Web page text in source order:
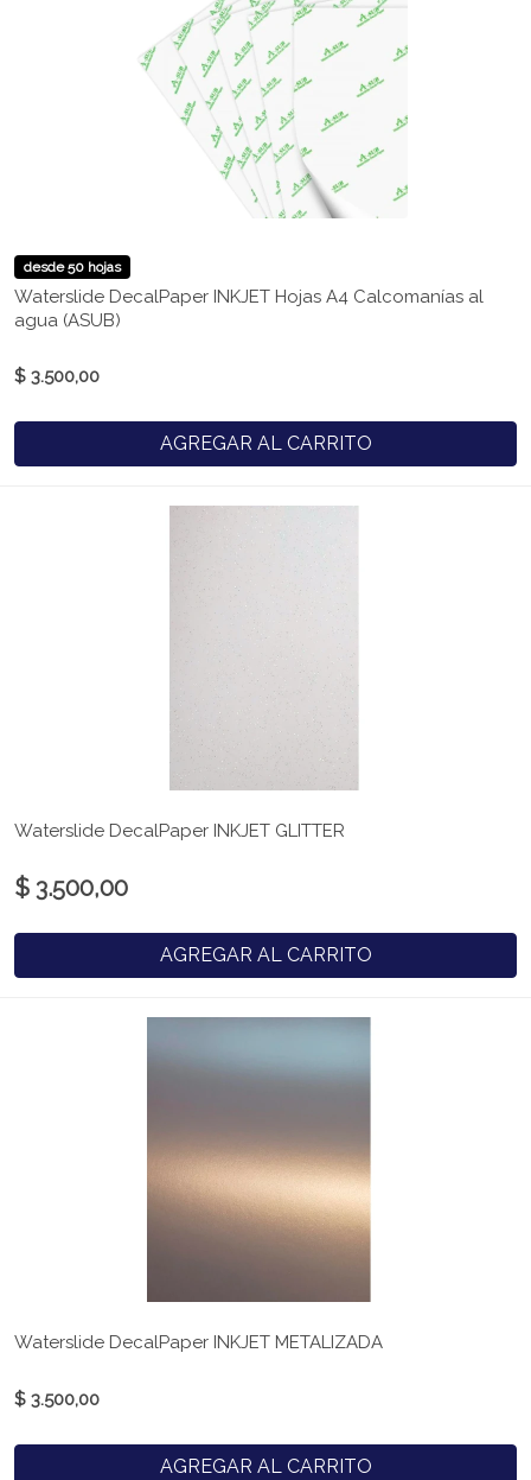
desde 50 hojas
Waterslide DecalPaper INKJET Hojas A4 Calcomanías al
agua (ASUB)
$ 3.500,00
AGREGAR AL CARRITO
Waterslide DecalPaper INKJET GLITTER
$ 3.500,00
AGREGAR AL CARRITO
Waterslide DecalPaper INKJET METALIZADA
$ 3.500,00
AGREGAR AL CARRITO